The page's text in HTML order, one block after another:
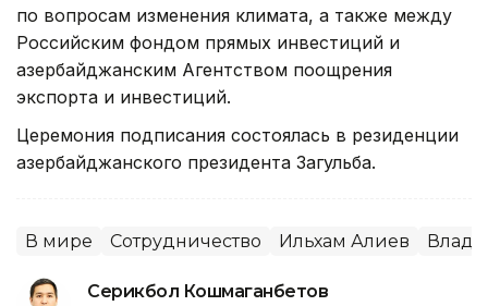
по вопросам изменения климата, а также между
Российским фондом прямых инвестиций и
азербайджанским Агентством поощрения
экспорта и инвестиций.
Церемония подписания состоялась в резиденции
азербайджанского президента Загульба.
В мире Сотрудничество Ильхам Алиев
Серикбол Кошмаганбетов